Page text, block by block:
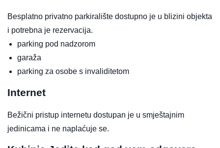
Besplatno privatno parkiralište dostupno je u blizini objekta
i potrebna je rezervacija.
parking pod nadzorom
garaža
parking za osobe s invaliditetom
Internet
Bežični pristup internetu dostupan je u smještajnim
jedinicama i ne naplaćuje se.